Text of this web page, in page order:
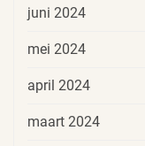
juni 2024
mei 2024
april 2024
maart 2024